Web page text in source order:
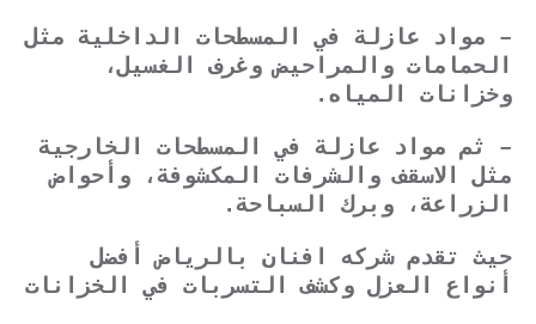
– مواد عازلة في المسطحات الداخلية مثل
الحمامات والمراحيض وغرف الغسيل،
وخزانات المياه.
– ثم مواد عازلة في المسطحات الخارجية
مثل الاسقف والشرفات المكشوفة، وأحواض
الزراعة، وبرك السباحة.
حيث تقدم شركه افنان بالرياض أفضل
أنواع العزل وكشف التسربات في الخزانات